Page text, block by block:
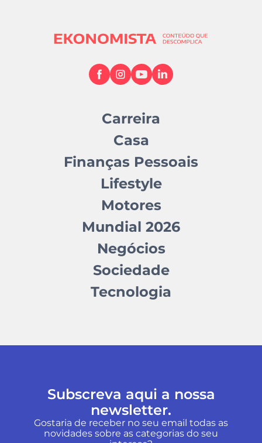
Carreira
Casa
Finanças Pessoais
Lifestyle
Motores
Mundial 2026
Negócios
Sociedade
Tecnologia
Subscreva aqui a nossa
newsletter.
Gostaria de receber no seu email todas as
novidades sobre as categorias do seu